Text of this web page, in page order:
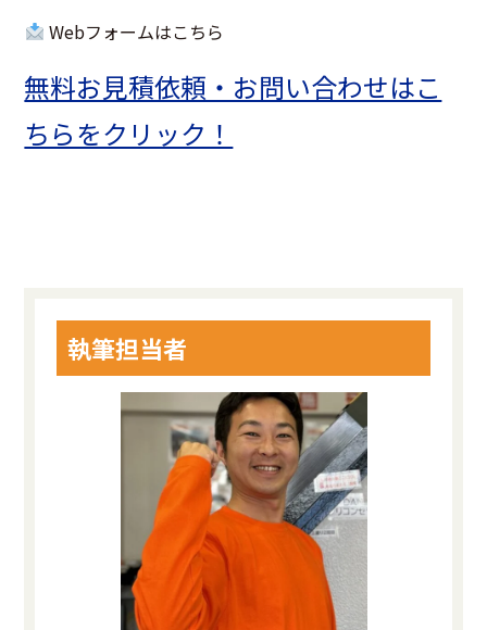
Webフォームはこちら
無料お見積依頼・お問い合わせはこ
ちらをクリック！
執筆担当者